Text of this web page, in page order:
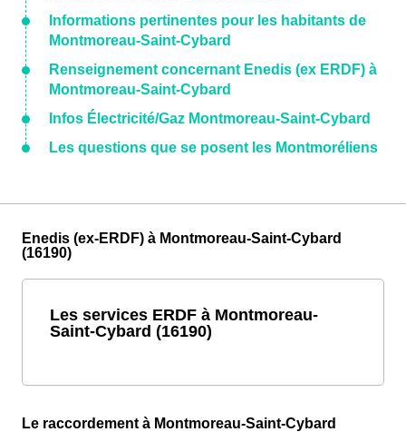
Informations pertinentes pour les habitants de
Montmoreau-Saint-Cybard
Renseignement concernant Enedis (ex ERDF) à
Montmoreau-Saint-Cybard
Infos Électricité/Gaz Montmoreau-Saint-Cybard
Les questions que se posent les Montmoréliens
Enedis (ex-ERDF) à Montmoreau-Saint-Cybard
(16190)
Les services ERDF à Montmoreau-
Saint-Cybard (16190)
Le raccordement à Montmoreau-Saint-Cybard